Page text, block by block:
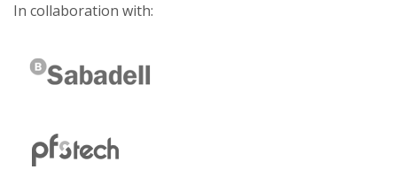
In collaboration with: